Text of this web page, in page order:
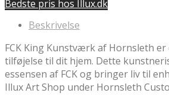
Bedste pris hos Illux.dk
Beskrivelse
FCK King Kunstværk af Hornsleth
tilføjelse til dit hjem. Dette
essensen af FCK og bringer liv til
Illux Art Shop under Hornsleth